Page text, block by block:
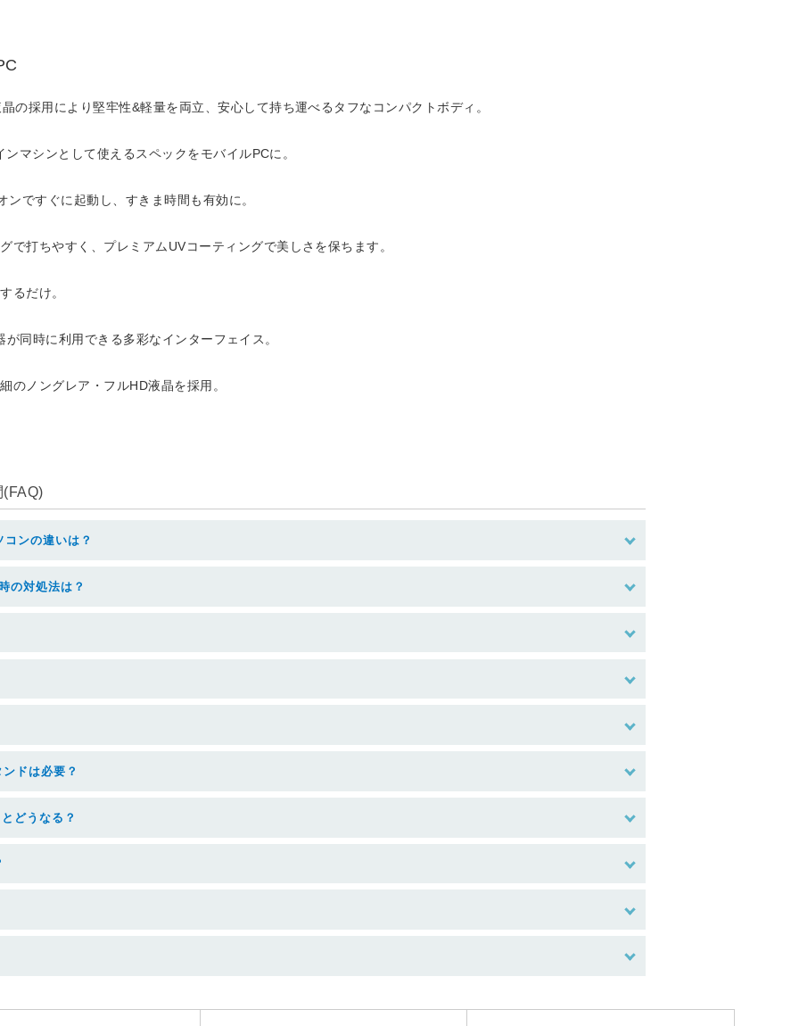
の採用により堅牢性&軽量を両立、安心して持ち運べるタフなコンパクトボディ。
マシンとして使えるスペックをモバイルPCに。
ですぐに起動し、すきま時間も有効に。
打ちやすく、プレミアムUVコーティングで美しさを保ちます。
るだけ。
同時に利用できる多彩なインターフェイス。
のノングレア・フルHD液晶を採用。
ンの違いは？
の対処法は？
ドは必要？
どうなる？